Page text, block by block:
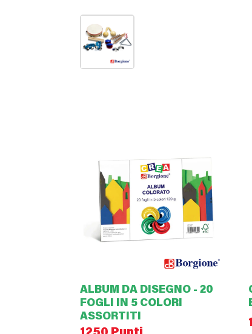
ALBUM DA DISEGNO - 20
FOGLI IN 5 COLORI
ASSORTITI